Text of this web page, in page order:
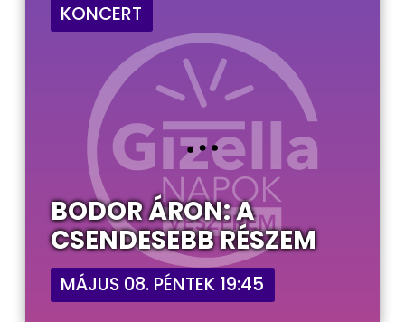
KONCERT
BODOR ÁRON: A
CSENDESEBB RÉSZEM
MÁJUS 08. PÉNTEK 19:45